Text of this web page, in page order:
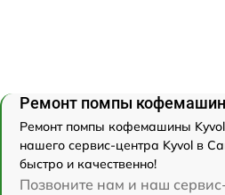
Ремонт помпы
Ремонт помпы кофемашины
нашего сервис-центра Kyvol в
быстро и качественно!
Позвоните нам и наш